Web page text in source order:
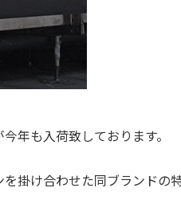
年も入荷致しております。
を掛け合わせた同ブランドの